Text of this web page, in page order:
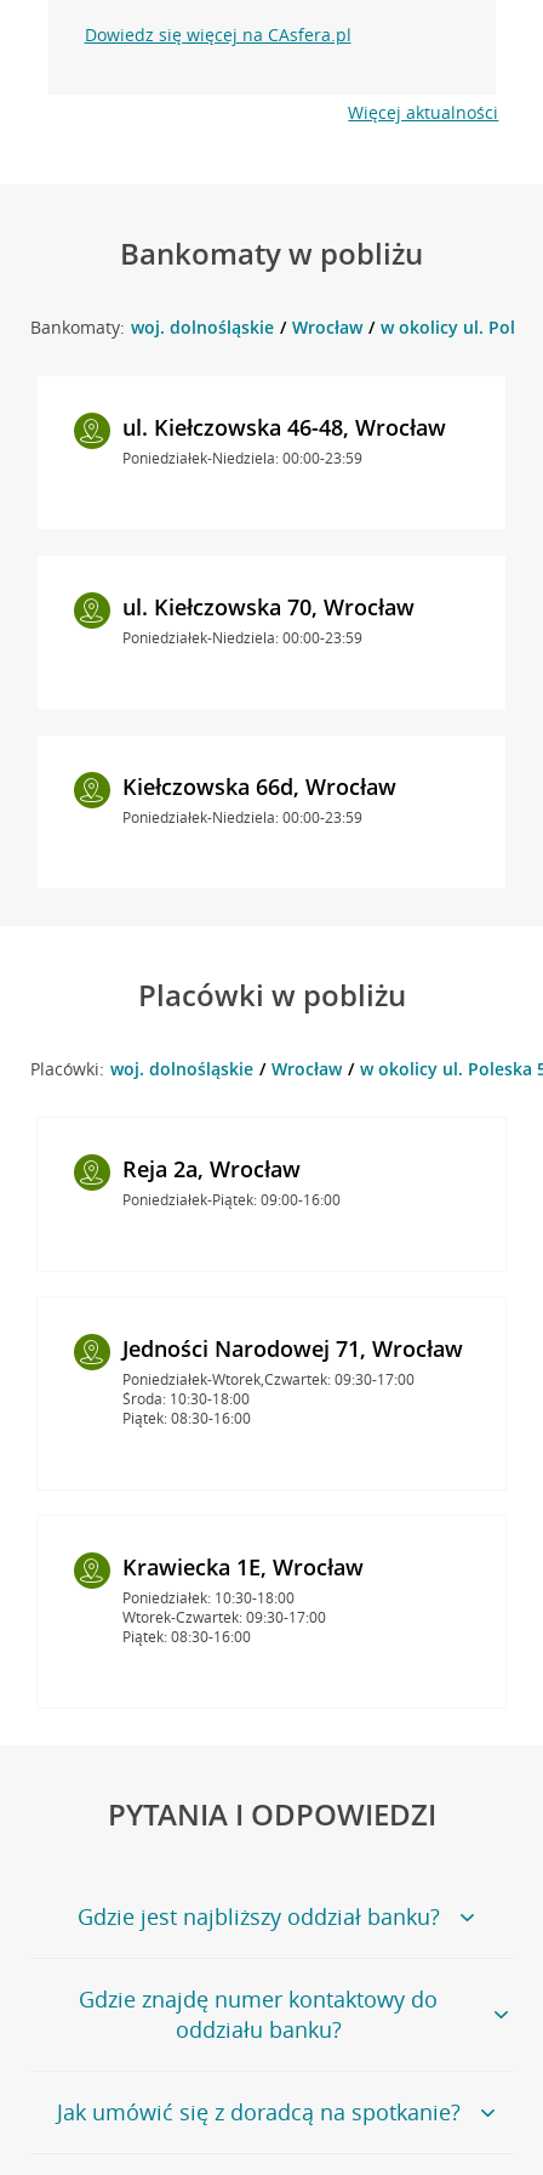
Dowiedz się więcej na CAsfera.pl
Więcej aktualności
Bankomaty w pobliżu
Bankomaty: woj. dolnośląskie Wrocław w okolicy ul.
ul. Kiełczowska 46-48, Wrocław
Poniedziałek-Niedziela: 00:00-23:59
ul. Kiełczowska 70, Wrocław
Poniedziałek-Niedziela: 00:00-23:59
Kiełczowska 66d, Wrocław
Poniedziałek-Niedziela: 00:00-23:59
Placówki w pobliżu
Placówki: woj. dolnośląskie Wrocław w okolicy ul. Poleska
Reja 2a, Wrocław
Poniedziałek-Piątek: 09:00-16:00
Jedności Narodowej 71, Wrocław
Poniedziałek-Wtorek,Czwartek: 09:30-17:00
Środa: 10:30-18:00
Piątek: 08:30-16:00
Krawiecka 1E, Wrocław
Poniedziałek: 10:30-18:00
Wtorek-Czwartek: 09:30-17:00
Piątek: 08:30-16:00
PYTANIA I ODPOWIEDZI
Gdzie jest najbliższy oddział banku?
Jeśli szukasz oddziału naszego banku, zapraszamy na
stronęPlacówki i bankomaty, na której znajduje się
wygodna wyszukiwarka.
oddziałów
Gdzie znajdę numer kontaktowy do
oddziału banku?
Bank Credit Agricole nie udostępnia ogólnego numeru
telefonu do placówki bankowej.
Jak umówić się z doradcą na spotkanie?